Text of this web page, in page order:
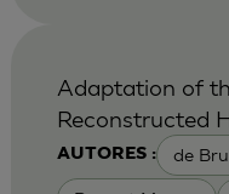
AUTORES : de
Adaptation of
Reconstructed